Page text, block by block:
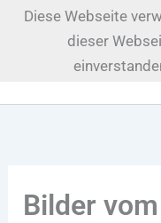
Zum
Bilder
Diese Webseite
dieser